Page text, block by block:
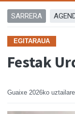
SARRERA
EGITARAUA
Festak
Guaixe 2026ko